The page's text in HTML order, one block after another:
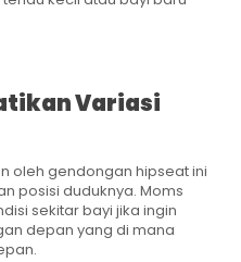
Variasi
oleh gendongan hipseat ini
posisi duduknya. Moms
sekitar bayi jika ingin
depan yang di mana